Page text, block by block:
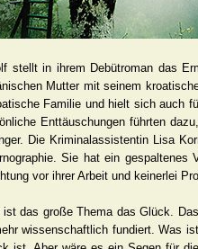
stellt in ihrem Debütroman das
Mutter mit seinem
Familie und hielt sich auch
Enttäuschungen führten
Die Kriminalassistentin Lisa
Sie hat ein
vor ihrer Arbeit und keinerlei
ist das große Thema das Glück.
wissenschaftlich fundiert. Was